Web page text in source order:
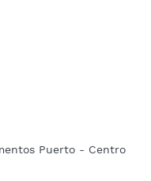
Puerto - Centro